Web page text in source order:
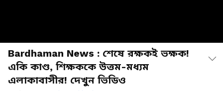
Bardhaman News : শেষে রক্ষকই ভক্ষক!
একি কাণ্ড, শিক্ষককে উত্তম-মধ্যম
এলাকাবাসীর! দেখুন ভিডিও